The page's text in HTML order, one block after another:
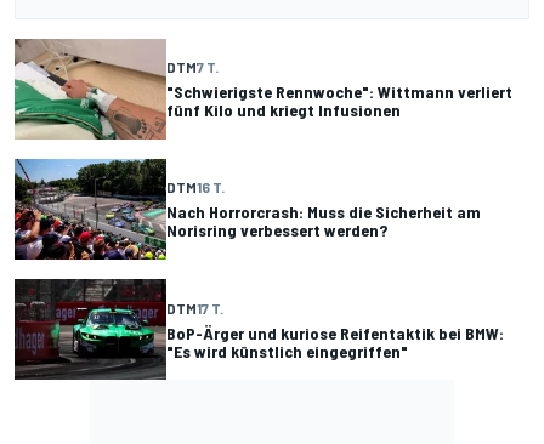
DTM7 T.
"Schwierigste Rennwoche": Wittmann verliert
fünf Kilo und kriegt Infusionen
DTM16 T.
Nach Horrorcrash: Muss die Sicherheit am
Norisring verbessert werden?
DTM17 T.
BoP-Ärger und kuriose Reifentaktik bei BMW:
"Es wird künstlich eingegriffen"